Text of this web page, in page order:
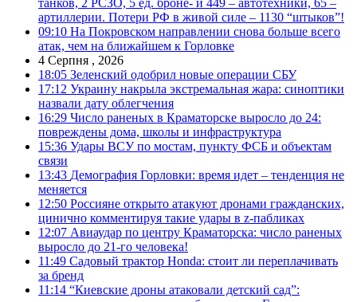
артиллерии. Потери РФ в живой силе – 1130 “штыков”!
09:10 На Покровском направлении снова больше всего
атак, чем на ближайшем к Горловке
4 Серпня , 2026
18:05 Зеленский одобрил новые операции СБУ
17:12 Украину накрыла экстремальная жара: синоптики
назвали дату облегчения
16:29 Число раненых в Краматорске выросло до 24:
повреждены дома, школы и инфраструктура
15:36 Удары ВСУ по мостам, пункту ФСБ и объектам
связи
13:43 Демография Горловки: время идет – тенденция не
меняется
12:50 Россияне открыто атакуют дронами гражданских,
цинично комментируя такие удары в z-пабликах
12:07 Авиаудар по центру Краматорска: число раненых
выросло до 21-го человека!
11:49 Садовый трактор Honda: стоит ли переплачивать
за бренд
11:14 “Киевские дроны атаковали детский сад”: